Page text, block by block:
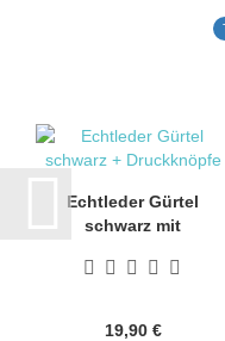
Echtleder Gürtel
schwarz mit
19,90 €